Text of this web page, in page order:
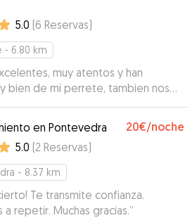
5.0 (6 Reservas)
- 6.80 km
muy atentos y han
bien de mi perrete, tambien nos
siempre informados y nos han
fotos como videos para que
de que esta bien y en
sin duda los recomiendo al 100%,
encantador, ya se a quien
de volver a necesitar cuidados y
mi mascota por varios dias
en Pontevedra 20€/noche
5.0 (2 Reservas)
- 8.37 km
Te transmite confianza.
repetir. Muchas gracias.”